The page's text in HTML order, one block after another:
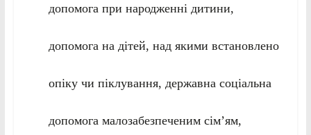
допомога при народженні дитини,
допомога на дітей, над якими встановлено
опіку чи піклування, державна соціальна
допомога малозабезпеченим сім’ям,